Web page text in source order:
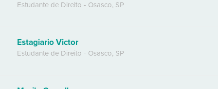
Estudante de Direito - Osasco, SP
Estagiario Victor
Estudante de Direito - Osasco, SP